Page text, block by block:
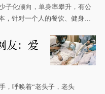
子化倾向，单身率攀升，有公
，针对一个人的餐饮、健身服
友：爱
，呼唤着“老头子，老头